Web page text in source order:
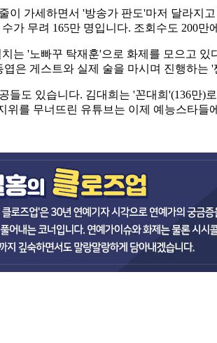
가세하면서 '방송가 판도'마저 달라지
무려 165만 명입니다. 조회수도 200
는 '노빠꾸 탁재훈'으로 화제를 모으고
은 게스트와 실제 술을 마시며 진행하는
도 있습니다. 김대희는 '꼰대희'(136만)
를 무너뜨린 유튜브는 이제 예능스타